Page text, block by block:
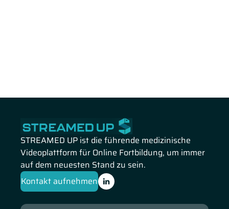
STREAMED UP ist die führende medizinische
Videoplattform für Online Fortbildung, um immer
auf dem neuesten Stand zu sein.
Kontakt aufnehmen